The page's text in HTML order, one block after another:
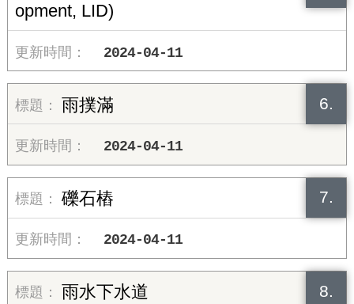
opment, LID)
2024-04-11
6.
雨撲滿
2024-04-11
7.
礫石樁
2024-04-11
8.
雨水下水道